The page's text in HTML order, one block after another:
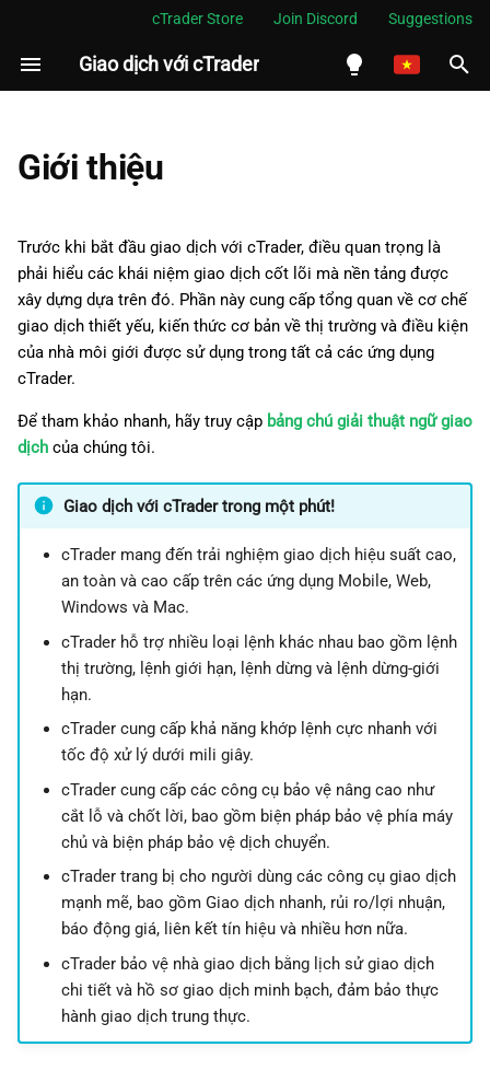
cTrader Store Join Discord Suggestions
Giao dịch với cTrader
Indonesia
Melayu
ไทย
한국어
Deutsch
Français
Polski
I
a
l
i
z
i
Giới thiệu
Trước khi bắt đầu giao dịch với cTrader, điều quan trọng là
phải hiểu các khái niệm giao dịch cốt lõi mà nền tảng được
xây dựng dựa trên đó. Phần này cung cấp tổng quan về cơ chế
giao dịch thiết yếu, kiến thức cơ bản về thị trường và điều kiện
của nhà môi giới được sử dụng trong tất cả các ứng dụng
cTrader.
Để tham khảo nhanh, hãy truy cập bảng chú giải thuật ngữ giao
dịch của chúng tôi.
Giao dịch với cTrader trong một phút!
cTrader mang đến trải nghiệm giao dịch hiệu suất cao,
an toàn và cao cấp trên các ứng dụng Mobile, Web,
Windows và Mac.
cTrader hỗ trợ nhiều loại lệnh khác nhau bao gồm lệnh
thị trường, lệnh giới hạn, lệnh dừng và lệnh dừng-giới
hạn.
cTrader cung cấp khả năng khớp lệnh cực nhanh với
tốc độ xử lý dưới mili giây.
cTrader cung cấp các công cụ bảo vệ nâng cao như
cắt lỗ và chốt lời, bao gồm biện pháp bảo vệ phía máy
chủ và biện pháp bảo vệ dịch chuyển.
cTrader trang bị cho người dùng các công cụ giao dịch
mạnh mẽ, bao gồm Giao dịch nhanh, rủi ro/lợi nhuận,
báo động giá, liên kết tín hiệu và nhiều hơn nữa.
cTrader bảo vệ nhà giao dịch bằng lịch sử giao dịch
chi tiết và hồ sơ giao dịch minh bạch, đảm bảo thực
hành giao dịch trung thực.